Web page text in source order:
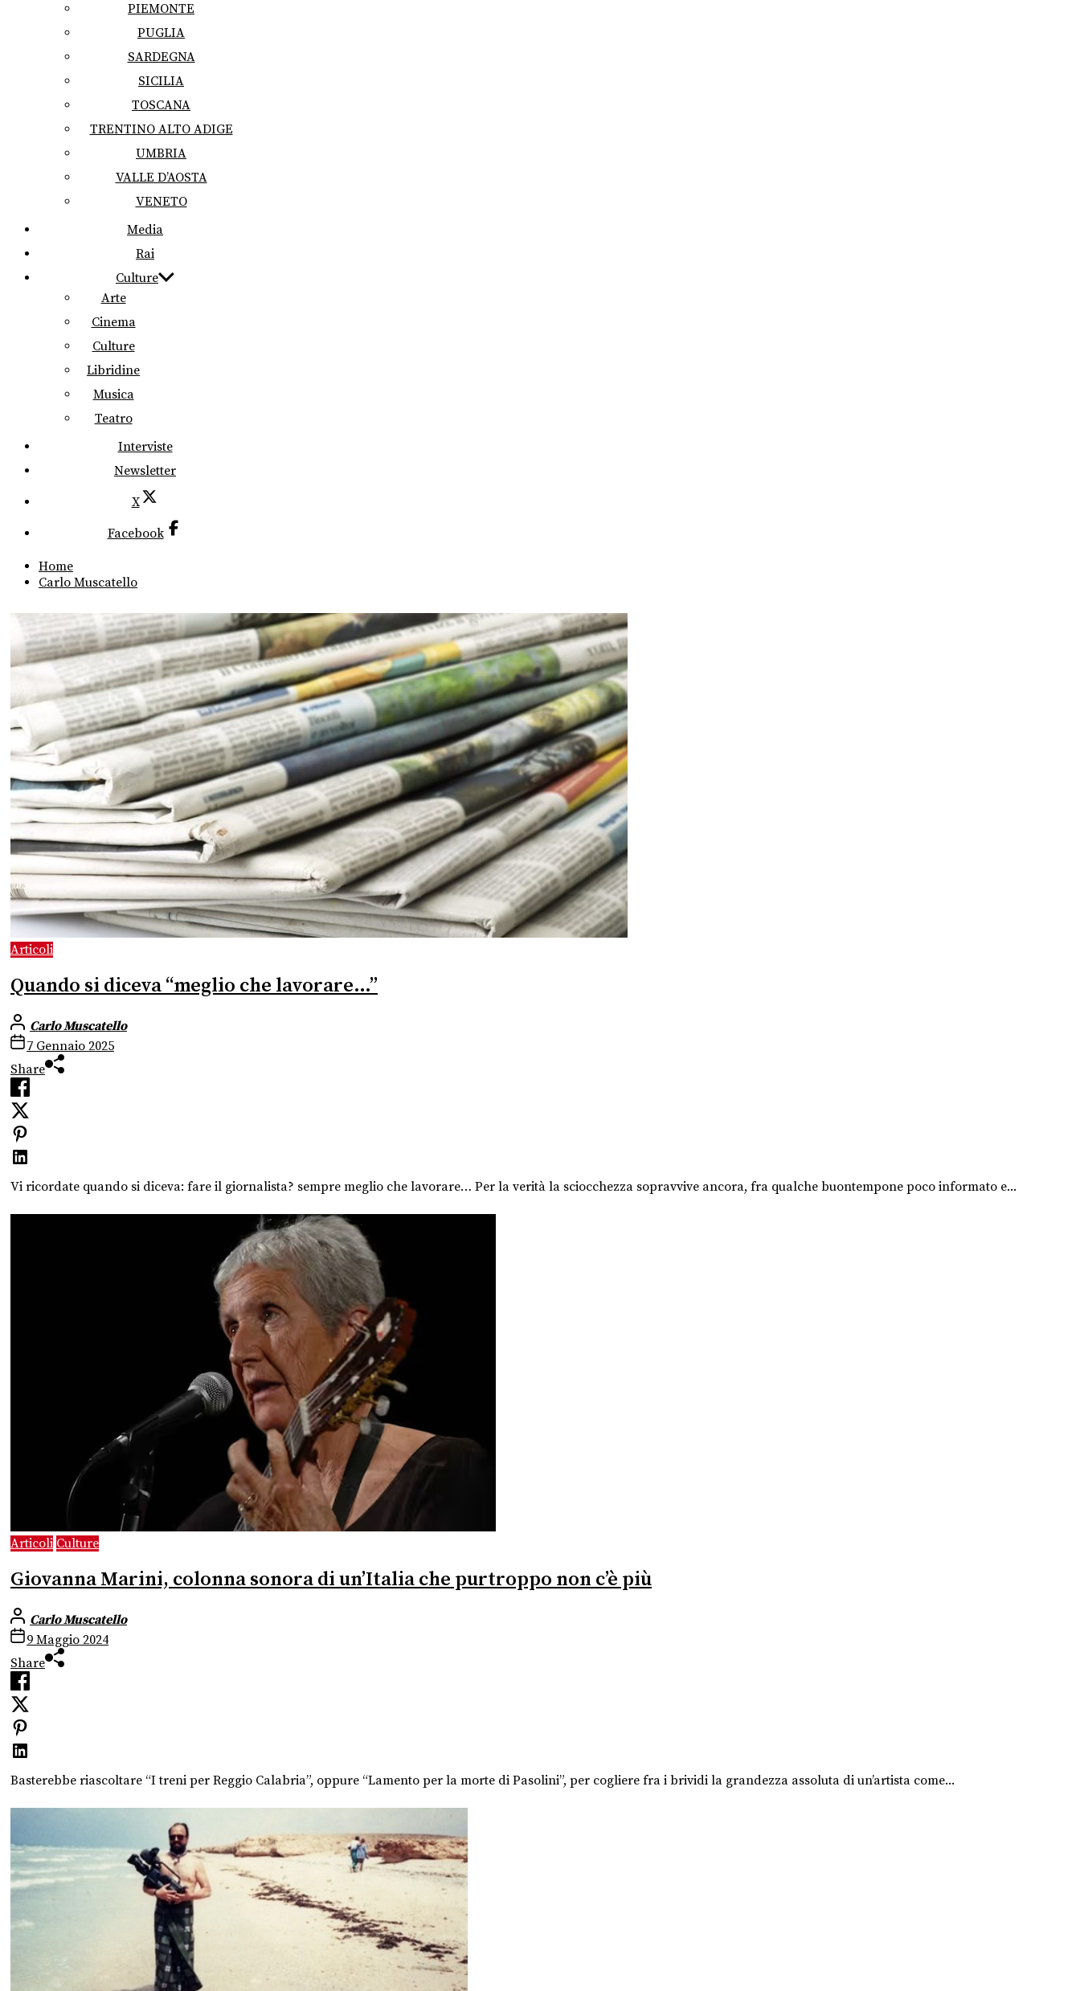
PIEMONTE
PUGLIA
SARDEGNA
SICILIA
TOSCANA
TRENTINO ALTO ADIGE
UMBRIA
VALLE D’AOSTA
VENETO
Media
Rai
Culture
Arte
Cinema
Culture
Libridine
Musica
Teatro
Interviste
Newsletter
X
Facebook
Home
Carlo Muscatello
Articoli
Quando si diceva “meglio che lavorare…”
Carlo Muscatello
7 Gennaio 2025
Share
Vi ricordate quando si diceva: fare il giornalista? sempre meglio che lavorare… Per la verità la sciocchezza sopravvive ancora, fra qualche buontempone poco informato e...
Articoli Culture
Giovanna Marini, colonna sonora di un’Italia che purtroppo non c’è più
Carlo Muscatello
9 Maggio 2024
Share
Basterebbe riascoltare “I treni per Reggio Calabria”, oppure “Lamento per la morte di Pasolini”, per cogliere fra i brividi la grandezza assoluta di un’artista come...